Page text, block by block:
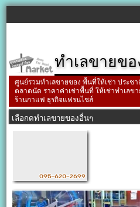
ทำเลขายขอ
ศูนย์รวมทำเลขายของ พื้นที่ให้เช่า ประช
ตลาดนัด ราคาค่าเช่าพื้นที่ ให้เช่าทำเลข
ร้านกาแฟ ธุรกิจแฟรนไชส์